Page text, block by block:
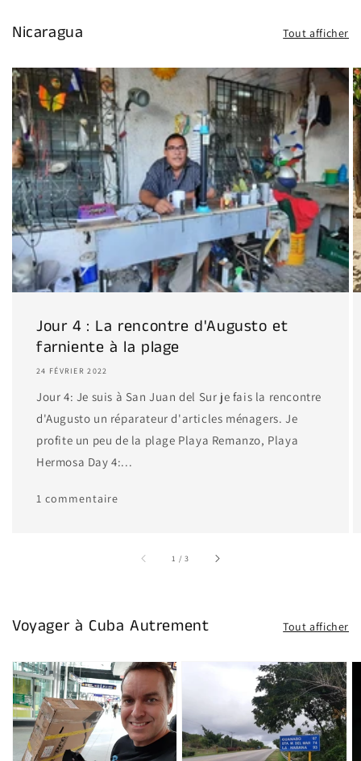
Nicaragua Tout afficher
Jour 4 : La rencontre d'Augusto et
farniente à la plage
24 FÉVRIER 2022
Jour 4: Je suis à San Juan del Sur je fais la rencontre
d'Augusto un réparateur d'articles ménagers. Je
profite un peu de la plage Playa Remanzo, Playa
Hermosa Day 4:...
1 commentaire
1 /sur
3
Voyager à Cuba Autrement Tout afficher